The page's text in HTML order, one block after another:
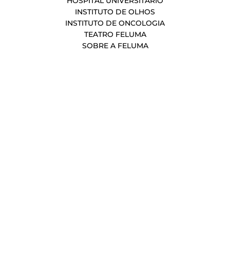
INSTITUTO DE OLHOS
INSTITUTO DE ONCOLOGIA
TEATRO FELUMA
SOBRE A FELUMA